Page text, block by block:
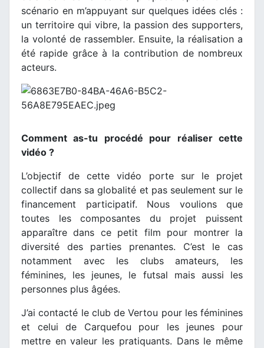
scénario en m’appuyant sur quelques idées clés :
un territoire qui vibre, la passion des supporters,
la volonté de rassembler. Ensuite, la réalisation a
été rapide grâce à la contribution de nombreux
acteurs.
Comment as-tu procédé pour réaliser cette
vidéo ?
L’objectif de cette vidéo porte sur le projet
collectif dans sa globalité et pas seulement sur le
financement participatif. Nous voulions que
toutes les composantes du projet puissent
apparaître dans ce petit film pour montrer la
diversité des parties prenantes. C’est le cas
notamment avec les clubs amateurs, les
féminines, les jeunes, le futsal mais aussi les
personnes plus âgées.
J’ai contacté le club de Vertou pour les féminines
et celui de Carquefou pour les jeunes pour
mettre en valeur les pratiquants. Dans le même